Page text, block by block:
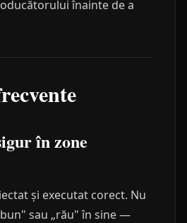
înainte de a
în zone
și executat corect. Nu
sau „rău" în sine —